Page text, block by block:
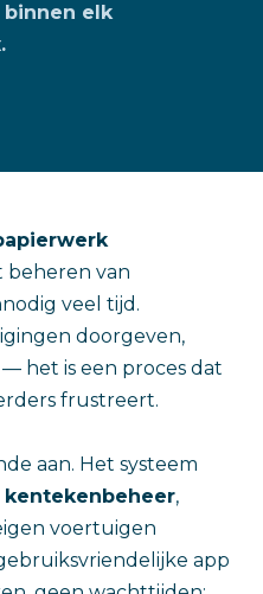
elk
beheren van
veel tijd.
doorgeven,
het is een proces dat
frustreert.
aan. Het systeem
,
voertuigen
app